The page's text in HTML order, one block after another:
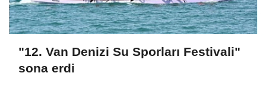
"12. Van Denizi Su Sporları Festivali"
sona erdi